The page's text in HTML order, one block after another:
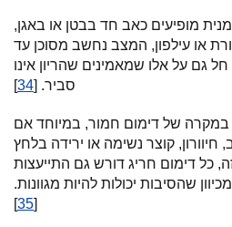
מופיעים כאב חד בבטן או באגן,
או עילפון, המצב נחשב מסוכן עד
גם על אלו שמאמינים שהריון אינו
סביר. [34
]
של דימום חמור, במיוחד אם
קוצר נשימה או ירידה בלחץ
כל דימום חריג דורש גם התייעצות
שהסיבות יכולות להיות מגוונות.
[
35
]